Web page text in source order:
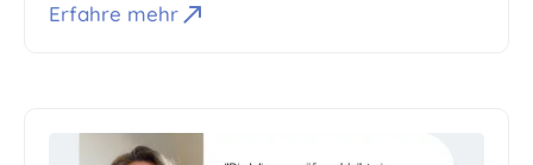
Erfahre mehr